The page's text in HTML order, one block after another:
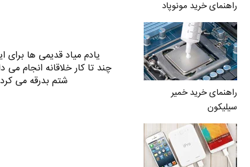
راهنمای خرید مونوپاد
راهنمای خرید خمیر
سیلیکون
یادم میاد قدیمی ها برای
چند تا کار خلاقانه انجام می
شتم بدرقه می